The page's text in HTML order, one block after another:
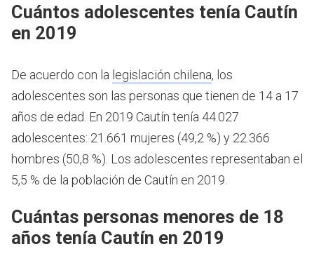
Cuántos adolescentes tenía Cautín
en 2019
De acuerdo con la legislación chilena, los
adolescentes son las personas que tienen de 14 a 17
años de edad. En 2019 Cautín tenía 44.027
adolescentes: 21.661 mujeres (49,2 %) y 22.366
hombres (50,8 %). Los adolescentes representaban el
5,5 % de la población de Cautín en 2019.
Cuántas personas menores de 18
años tenía Cautín en 2019